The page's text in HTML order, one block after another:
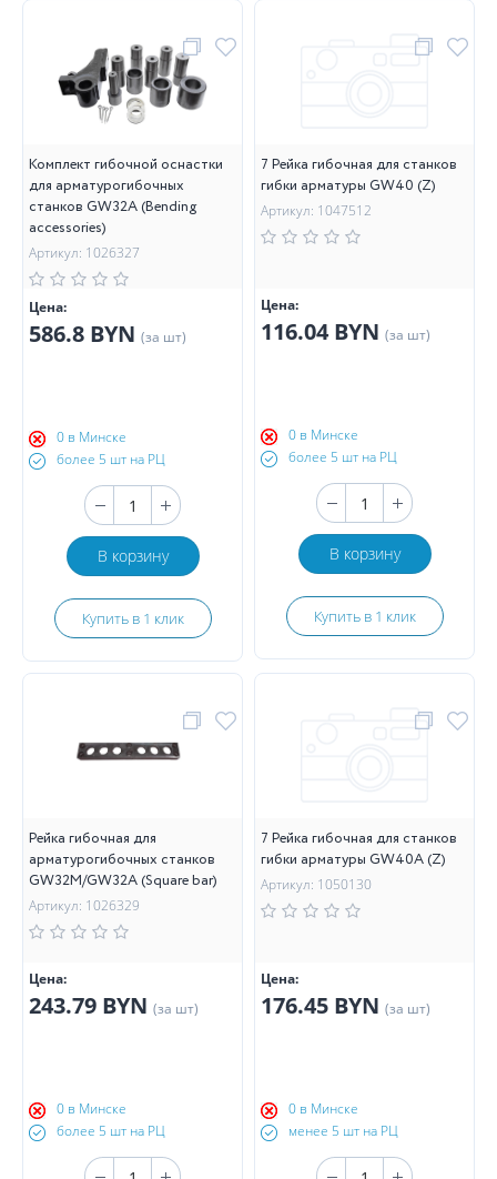
Комплект гибочной оснастки
для арматурогибочных
станков GW32A (Bending
accessories)
Артикул: 1026327
Цена:
586.8 BYN (за шт)
0 в Минске
более 5 шт на РЦ
В корзину
Купить в 1 клик
7 Рейка гибочная для станков
гибки арматуры GW40 (Z)
Артикул: 1047512
Цена:
116.04 BYN (за шт)
0 в Минске
более 5 шт на РЦ
В корзину
Купить в 1 клик
Рейка гибочная для
арматурогибочных станков
GW32M/GW32A (Square bar)
Артикул: 1026329
Цена:
243.79 BYN (за шт)
0 в Минске
более 5 шт на РЦ
7 Рейка гибочная для станков
гибки арматуры GW40A (Z)
Артикул: 1050130
Цена:
176.45 BYN (за шт)
0 в Минске
менее 5 шт на РЦ